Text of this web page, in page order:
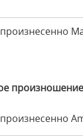
произношение